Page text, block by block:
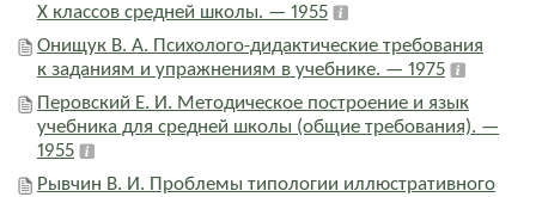
X классов средней школы. — 1955
Онищук В. А. Психолого-дидактические требования
к заданиям и упражнениям в учебнике. — 1975
Перовский Е. И. Методическое построение и язык
учебника для средней школы (общие требования). —
1955
Рывчин В. И. Проблемы типологии иллюстративного